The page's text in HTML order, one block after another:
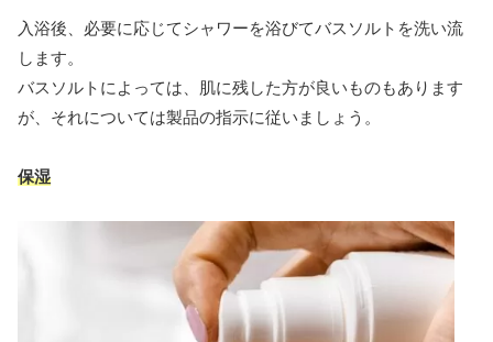
入浴後、必要に応じてシャワーを浴びてバスソルトを洗い流
します。
バスソルトによっては、肌に残した方が良いものもあります
が、それについては製品の指示に従いましょう。
保湿